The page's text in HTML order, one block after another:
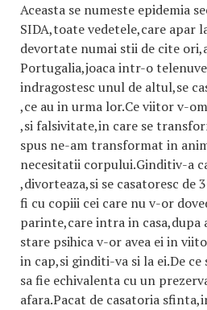
Aceasta se numeste epidemia
SIDA,toate vedetele,care apar
devortate numai stii de cite
Portugalia,joaca intr-o
indragostesc unul de altul,se
,ce au in urma lor.Ce viitor v-
,si falsivitate,in care se
spus ne-am transformat in
necesitatii corpului.Ginditiv-a
,divorteaza,si se casatoresc de
fi cu copiii cei care nu v-or
parinte,care intra in casa,dupa
stare psihica v-or avea ei in
in cap,si ginditi-va si la ei.De ce
sa fie echivalenta cu un
afara.Pacat de casatoria